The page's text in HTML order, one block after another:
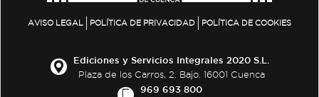
AVISO LEGAL POLÍTICA DE PRIVACIDAD POLÍTICA DE COOKIES
Ediciones y Servicios Integrales 2020 S.L.
Plaza de los Carros, 2. Bajo. 16001 Cuenca
969 693 800